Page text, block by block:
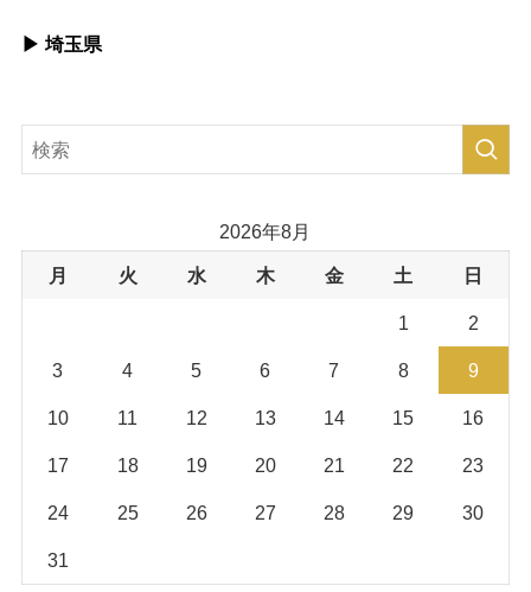
▶︎ 埼玉県
2026年8月
月 火 水 木 金 土 日
1 2
3 4 5 6 7 8 9
10 11 12 13 14 15 16
17 18 19 20 21 22 23
24 25 26 27 28 29 30
31